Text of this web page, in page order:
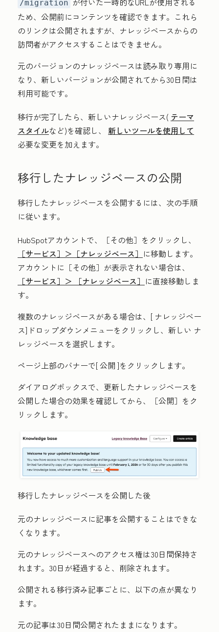
/migration
ため、公開前にコンテンツを確認できます。これら
のリンクは公開されますが、ナレッジベースからの
訪問者がアクセスすることはできません。
元のバージョンのナレッジベースは読み取り専用に
なり、新しいバージョンが公開されてから30日間は
利用可能です。
移行が完了したら、新しいナレッジベース( テーマ
スタイルなど)を確認し、 新しいツールを使用して
必要な変更を加えます。
移行したナレッジベースの公開
移行したナレッジベースを公開するには、次の手順
に従います。
HubSpotアカウントで、
［その他］をクリックし、
［サービス］＞ ［ナレッジベース］ に移動します。
アカウントに ［その他］が表示されない場合は、
［サービス］＞
［ナレッジベース］ に直接移動しま
す。
複数のナレッジベースがある場合は、[ ナレッジベー
ス]ドロップダウンメニューをクリックし、新しい ナ
レッジベースを選択します。
ページ上部のバナーで[公開 ]をクリックします。
ダイアログボックスで、更新したナレッジベースを
公開した場合の効果を確認してから、
［公開］をク
リックします。
移行したナレッジベースを公開した後
元のナレッジベースに記事を公開することはできな
くなります。
元のナレッジベースへのアクセス権は30日間保持さ
れます。30日が経過すると、削除されます。
公開される移行済み記事ごとに、以下の点が異なり
ます。
元の記事は30日間公開されたままになります。